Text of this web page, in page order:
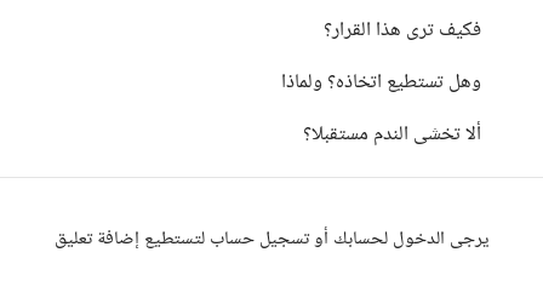
فكيف ترى هذا القرار؟
وهل تستطيع اتخاذه؟ ولماذا
ألا تخشى الندم مستقبلا؟
يرجى الدخول لحسابك أو تسجيل حساب لتستطيع إضافة تعليق